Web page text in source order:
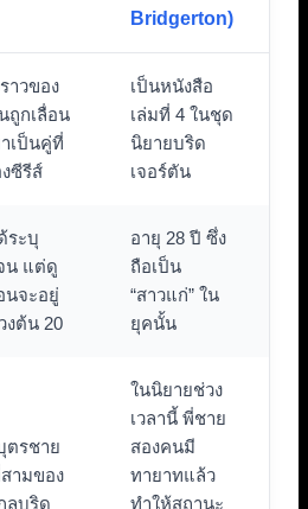
Bridgerton)
ราวของ
ถูกเลื่อน
เป็นคู่ที่
ซีรีส์
เป็นหนังสือ
เล่มที่ 4 ในชุด
นิยายบริด
เจอร์ตัน
ระบุ
น แต่ดู
นจะอยู่
งต้น 20
อายุ 28 ปี ซึ่ง
ถือเป็น
“สาวแก่” ใน
ยุคนั้น
ตรชาย
ามของ
ลบริด
ในนิยายช่วง
เวลานี้ พี่ชาย
สองคนมี
ทายาทแล้ว
ทำให้สถานะ